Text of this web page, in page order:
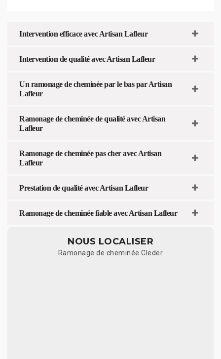
Intervention efficace avec Artisan Lafleur
Intervention de qualité avec Artisan Lafleur
Un ramonage de cheminée par le bas par Artisan
Lafleur
Ramonage de cheminée de qualité avec Artisan
Lafleur
Ramonage de cheminée pas cher avec Artisan
Lafleur
Prestation de qualité avec Artisan Lafleur
Ramonage de cheminée fiable avec Artisan Lafleur
NOUS LOCALISER
Ramonage de cheminée Cleder